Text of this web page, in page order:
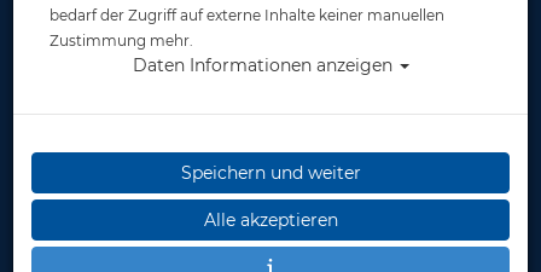
bedarf der Zugriff auf externe Inhalte keiner manuellen
Zustimmung mehr.
Daten Informationen anzeigen
Speichern und weiter
Alle akzeptieren